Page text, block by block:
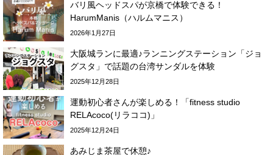
バリ風ヘッドスパが京橋で体験できる！
HarumManis（ハルムマニス）
2026年1月27日
大阪城ランに最適♪ランニングステーション「ジョ
グスタ」で話題の台湾サンダルを体験
2025年12月28日
運動初心者さんが楽しめる！「fitness studio
RELAcoco(リラココ)」
2025年12月24日
あみじま茶屋で休憩♪